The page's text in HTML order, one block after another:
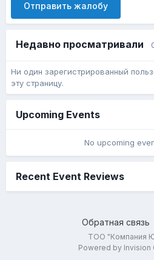
Отправить жалобу
Недавно просматривали
Ни один зарегистрированный
эту страницу.
Upcoming Events
No upcoming
Recent Event Reviews
Обратная связь
ТОО "Компания
Powered by Invision